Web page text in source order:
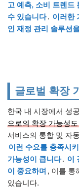
고 예측, 소비 트렌드
수 있습니다. 이러한
인 재정 관리 솔루션
글로벌 확장
한국 내 시장에서 성
으로의 확장 가능성
서비스의 통합 및 자
이런 수요를 충족시
가능성이 큽니다. 이
이 중요하며 , 이를 통
있습니다.